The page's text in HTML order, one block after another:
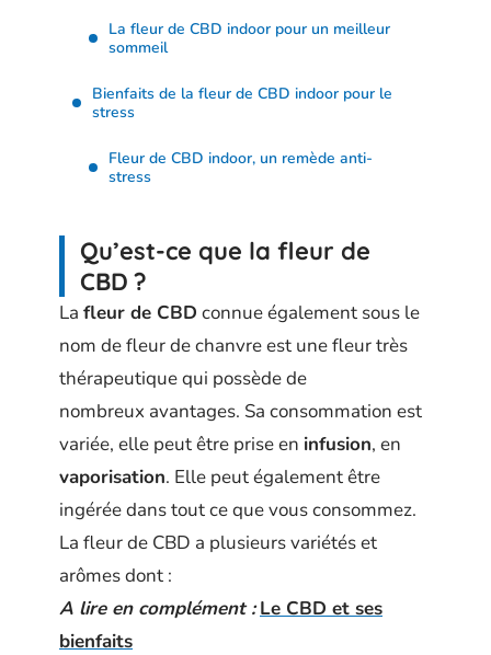
La fleur de CBD indoor pour un meilleur
sommeil
Bienfaits de la fleur de CBD indoor pour le
stress
Fleur de CBD indoor, un remède anti-
stress
Qu’est-ce que la fleur de
CBD ?
La fleur de CBD connue également sous le
nom de fleur de chanvre est une fleur très
thérapeutique qui possède de
nombreux avantages. Sa consommation est
variée, elle peut être prise en infusion, en
vaporisation. Elle peut également être
ingérée dans tout ce que vous consommez.
La fleur de CBD a plusieurs variétés et
arômes dont :
A lire en complément : Le CBD et ses
bienfaits